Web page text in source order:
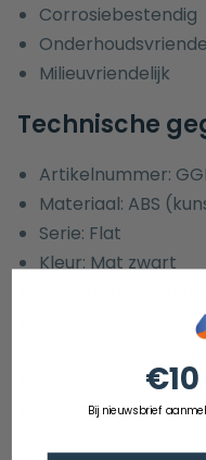
Corrosiebestendig
Milieuvriendelijk
Technische
Artikelnummer:
Materiaal: ABS
Serie: Flat
Kleur: Mat zwart
Geschikt voor
Breedte: 246mm
Hoogte: 160mm
€10
Bij nieuwsbrief